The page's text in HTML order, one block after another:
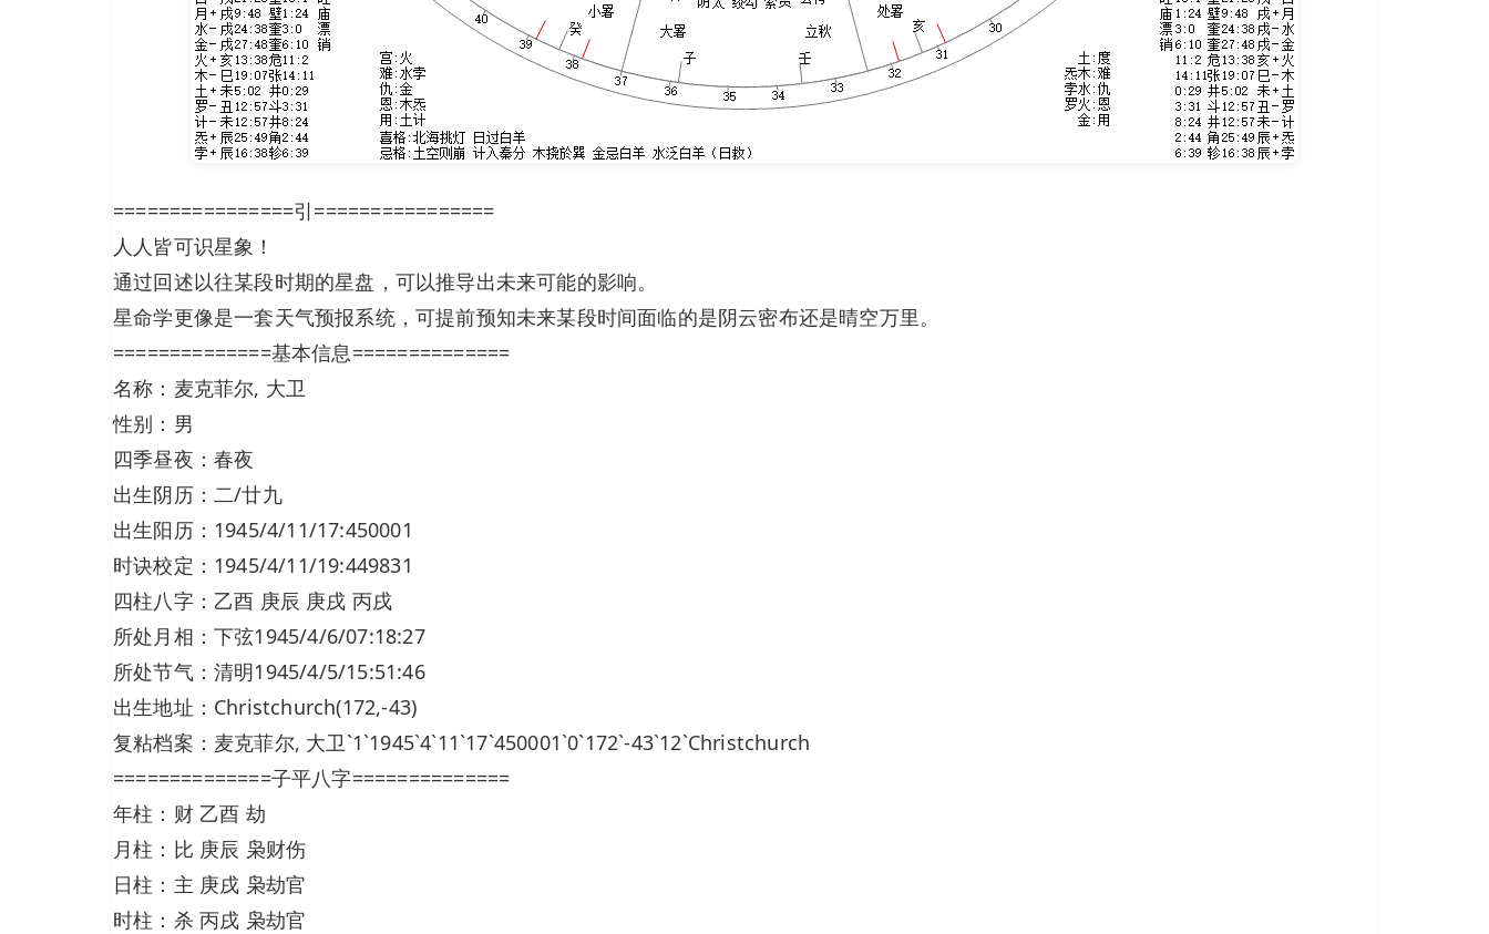
================引================
人人皆可识星象！
通过回述以往某段时期的星盘，可以推导出未来可能的影响。
星命学更像是一套天气预报系统，可提前预知未来某段时间面临的是阴云密布还是晴空万里。
==============基本信息==============
名称：麦克菲尔, 大卫
性别：男
四季昼夜：春夜
出生阴历：二/廿九
出生阳历：1945/4/11/17:450001
时诀校定：1945/4/11/19:449831
四柱八字：乙酉 庚辰 庚戌 丙戌
所处月相：下弦1945/4/6/07:18:27
所处节气：清明1945/4/5/15:51:46
出生地址：Christchurch(172,-43)
复粘档案：麦克菲尔, 大卫`1`1945`4`11`17`450001`0`172`-43`12`Christchurch
==============子平八字==============
年柱：财 乙酉 劫
月柱：比 庚辰 枭财伤
日柱：主 庚戌 枭劫官
时柱：杀 丙戌 枭劫官